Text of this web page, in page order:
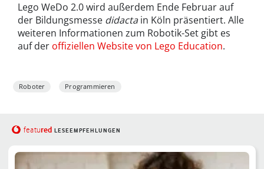
Lego WeDo 2.0 wird außerdem Ende Februar auf
der Bildungsmesse didactain Köln präsentiert. Alle
weiteren Informationen zum Robotik-Set gibt es
auf der offiziellen Website von Lego Education.
Roboter Programmieren
featured LESEEMPFEHLUNGEN